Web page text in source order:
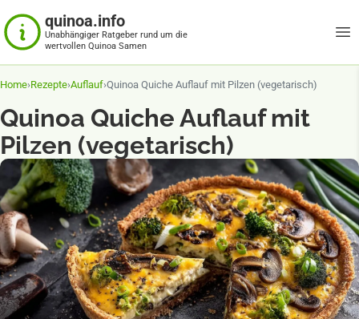
quinoa.info
Unabhängiger Ratgeber rund um die
wertvollen Quinoa Samen
Home›Rezepte›Auflauf›Quinoa Quiche Auflauf mit Pilzen (vegetarisch)
Quinoa Quiche Auflauf mit
Pilzen (vegetarisch)